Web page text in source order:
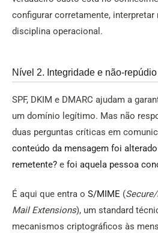
configurar corretamente,
disciplina operacional.
Nível 2. Integridade e não-
SPF, DKIM e DMARC ajudam a
um domínio legítimo. Mas não
duas perguntas críticas em
conteúdo da mensagem foi
remetente? e foi aquela pessoa
É aqui que entra o S/MIME (
Mail Extensions), um standard
mecanismos criptográficos às